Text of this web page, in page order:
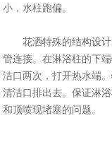
小，水柱跑偏。
花洒特殊的结构设计
管连接。在淋浴柱的下
洁口两次，打开热水端
清洁口排出去。保证淋
和顶喷现堵塞的问题。